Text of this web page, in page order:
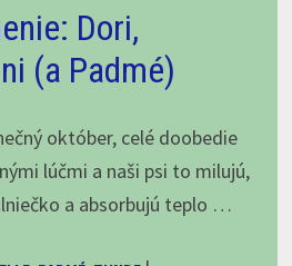
vyzerať
dobre
–
keď
nič
Dori,
(a Padmé)
október, celé doobedie
lúčmi a naši psi to milujú,
a absorbujú teplo …